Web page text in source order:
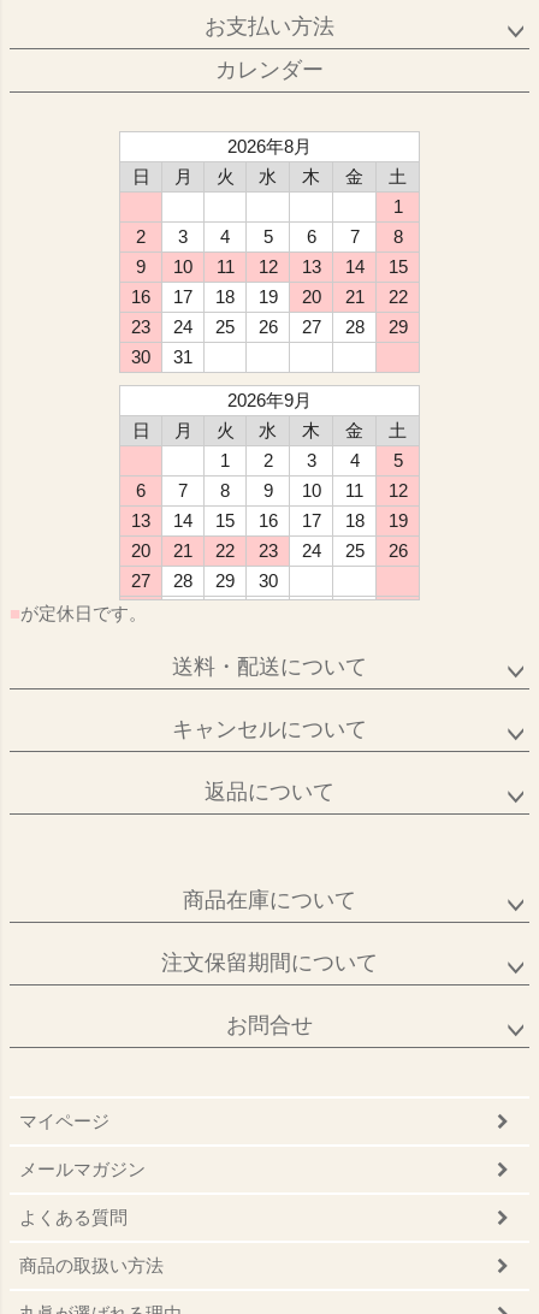
お支払い方法
カレンダー
2026年8月
日
月 火 水 木 金
土
1
2
3 4 5 6 7
8
9
10 11 12 13 14
15
16
17 18 19 20 21
22
23
24 25 26 27 28
29
30
31
2026年9月
日
月 火 水 木 金
土
1
2 3 4
5
6
7 8 9 10 11
12
13
14 15 16 17 18
19
20
21 22 23 24 25
26
27
28 29
30
■が定休日です。
送料・配送について
キャンセルについて
返品について
商品在庫について
注文保留期間について
お問合せ
マイページ
メールマガジン
よくある質問
商品の取扱い方法